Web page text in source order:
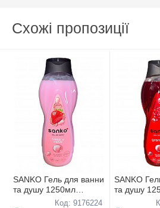
Схожі пропозиції
SANKO Гель для ванни
та душу 1250мл
Вершки і Полуниця
Код: 9176224
SANKO
та душу
Гранатовий